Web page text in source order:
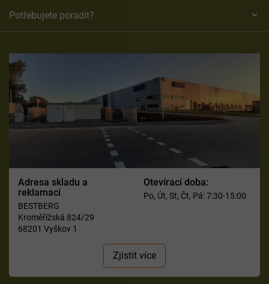
Potřebujete poradit?
Adresa skladu a
reklamací
BESTBERG
Kroměřížská 824/29
68201 Vyškov 1
Otevírací doba:
Po, Út, St, Čt, Pá: 7:30-15:00
Zjistit více